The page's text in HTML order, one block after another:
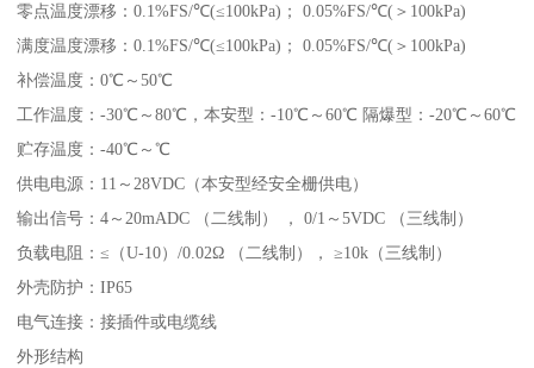
零点温度漂移：0.1%FS/℃(≤100kPa)； 0.05%FS/℃(＞100kPa)
满度温度漂移：0.1%FS/℃(≤100kPa)； 0.05%FS/℃(＞100kPa)
补偿温度：0℃～50℃
工作温度：-30℃～80℃，本安型：-10℃～60℃ 隔爆型：-20℃～60℃
贮存温度：-40℃～℃
供电电源：11～28VDC（本安型经安全栅供电）
输出信号：4～20mADC （二线制） ， 0/1～5VDC （三线制）
负载电阻：≤（U-10）/0.02Ω （二线制）， ≥10k（三线制）
外壳防护：IP65
电气连接：接插件或电缆线
外形结构